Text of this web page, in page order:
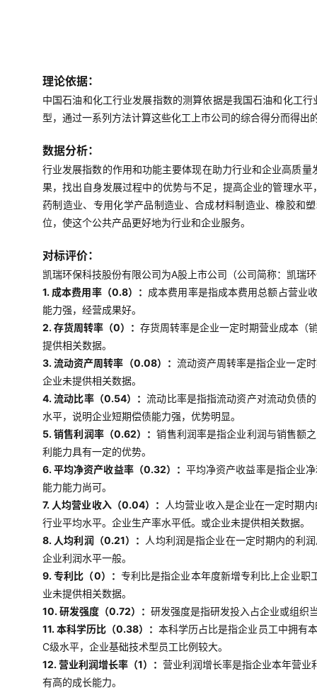
理论依据：
中国石油和化工行业发展指数的测算依据是我国石油和化工
型，通过一系列方法计算这些化工上市公司的综合得分而得
数据分析：
行业发展指数的作用和功能主要体现在助力行业和企业高质
果，找出自身发展过程中的优势与不足，提高企业的管理水
药制造业、专用化学产品制造业、合成材料制造业、橡胶和
位，使这个公共产品更好地为行业和企业服务。
对标评价：
凯瑞环保科技股份有限公司为A股上市公司（公司简称：凯
1. 成本费用率（0.8）： 成本费用率是指成本费用总额占营业
能力强，经营成果好。
2. 存货周转率（0）： 存货周转率是企业一定时期营业成本（
提供相关数据。
3. 流动资产周转率（0.08）： 流动资产周转率是指企业一定
企业未提供相关数据。
4. 流动比率（0.54）：流动比率是指指流动资产对流动负债
水平，说明企业短期偿债能力强，优势明显。
5. 销售利润率（0.62）：销售利润率是指企业利润与销售额
利能力具有一定的优势。
6. 平均净资产收益率（0.32）： 平均净资产收益率是指企业
能力能力尚可。
7. 人均营业收入（0.04）：
人均营业收入是企业在一定时期
行业平均水平。企业生产率水平低。或企业未提供相关数据。
8. 人均利润（0.21）： 人均利润是指企业在一定时期内的利
企业利润水平一般。
9. 专利比（0）： 专利比是指企业本年度新增专利比上企业
业未提供相关数据。
10. 研发强度（0.72）： 研发强度是指研发投入占企业或组织
11. 本科学历比（0.38）：本科学历占比是指企业员工中拥有
C级水平，企业基础技术型员工比例较大。
12. 营业利润增长率（1）：营业利润增长率是指企业本年营业
有高的成长能力。